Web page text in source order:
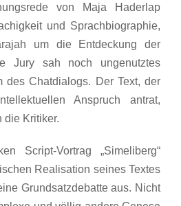
von Maja Haderlap
und Sprachbiographie,
um die Entdeckung der
Jury sah noch ungenutztes
des Chatdialogs. Der Text, der
Anspruch antrat,
die Kritiker.
Script-Vortrag „Simeliberg“
Realisation seines Textes
Grundsatzdebatte aus. Nicht